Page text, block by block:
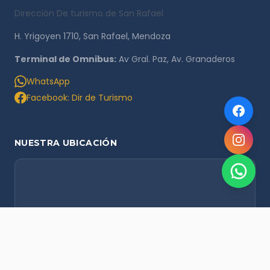
Dirección De turismo de San Rafael
H. Yrigoyen 1710, San Rafael, Mendoza
Terminal de Omnibus: Av Gral. Paz, Av. Granaderos
WhatsApp
Facebook: Dir de Turismo
NUESTRA UBICACIÓN